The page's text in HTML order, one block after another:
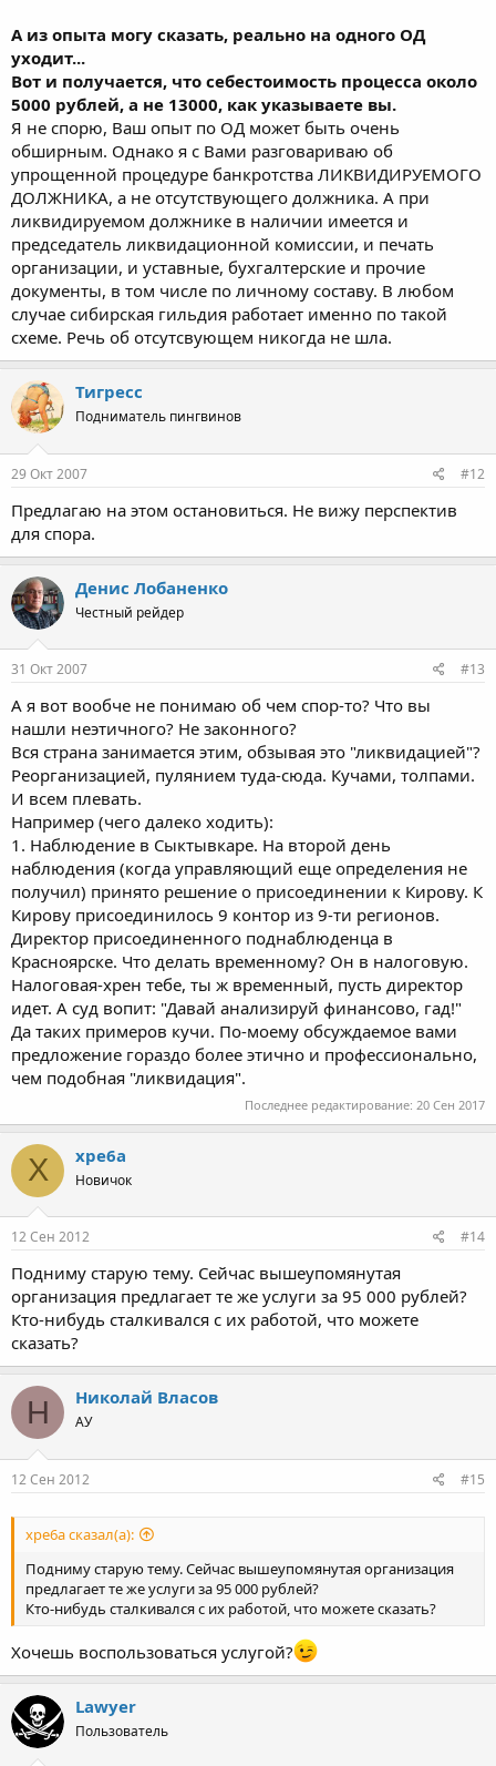
А из опыта могу сказать, реально на одного ОД
уходит...
Вот и получается, что себестоимость процесса около
5000 рублей, а не 13000, как указываете вы.
Я не спорю, Ваш опыт по ОД может быть очень
обширным. Однако я с Вами разговариваю об
упрощенной процедуре банкротства ЛИКВИДИРУЕМОГО
ДОЛЖНИКА, а не отсутствующего должника. А при
ликвидируемом должнике в наличии имеется и
председатель ликвидационной комиссии, и печать
организации, и уставные, бухгалтерские и прочие
документы, в том числе по личному составу. В любом
случае сибирская гильдия работает именно по такой
схеме. Речь об отсутсвующем никогда не шла.
Тигресс
Подниматель пингвинов
29 Окт 2007 #12
Предлагаю на этом остановиться. Не вижу перспектив
для спора.
Денис Лобаненко
Честный рейдер
31 Окт 2007 #13
А я вот вообче не понимаю об чем спор-то? Что вы
нашли неэтичного? Не законного?
Вся страна занимается этим, обзывая это "ликвидацией"?
Реорганизацией, пулянием туда-сюда. Кучами, толпами.
И всем плевать.
Например (чего далеко ходить):
1. Наблюдение в Сыктывкаре. На второй день
наблюдения (когда управляющий еще определения не
получил) принято решение о присоединении к Кирову. К
Кирову присоединилось 9 контор из 9-ти регионов.
Директор присоединенного поднаблюденца в
Красноярске. Что делать временному? Он в налоговую.
Налоговая-хрен тебе, ты ж временный, пусть директор
идет. А суд вопит: "Давай анализируй финансово, гад!"
Да таких примеров кучи. По-моему обсуждаемое вами
предложение гораздо более этично и профессионально,
чем подобная "ликвидация".
Последнее редактирование: 20 Сен 2017
X xpe6a
Новичок
12 Сен 2012 #14
Подниму старую тему. Сейчас вышеупомянутая
организация предлагает те же услуги за 95 000 рублей?
Кто-нибудь сталкивался с их работой, что можете
сказать?
Н Николай Власов
АУ
12 Сен 2012 #15
xpe6a сказал(а):
Подниму старую тему. Сейчас вышеупомянутая организация
предлагает те же услуги за 95 000 рублей?
Кто-нибудь сталкивался с их работой, что можете сказать?
Хочешь воспользоваться услугой?
Lawyer
Пользователь